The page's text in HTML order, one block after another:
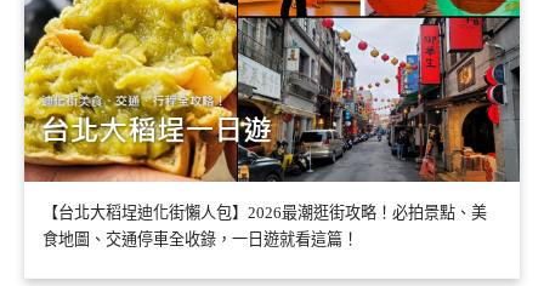
【台北大稻埕迪化街懶人包】2026最潮逛街攻略！必拍景點、美
食地圖、交通停車全收錄，一日遊就看這篇！